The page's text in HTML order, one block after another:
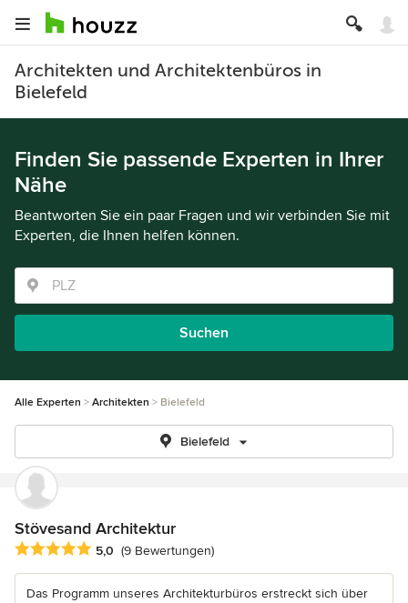
Architekten und Architektenbüros in
Bielefeld
Finden Sie passende Experten in Ihrer
Nähe
Beantworten Sie ein paar Fragen und wir verbinden Sie mit
Experten, die Ihnen helfen können.
Suchen
Alle Experten Architekten Bielefeld
Bielefeld
Stövesand Architektur
Durchschnittliche Bewertung: 5 von 5 Sternen
5,0 (9 Bewertungen)
Das Programm unseres Architekturbüros erstreckt sich über